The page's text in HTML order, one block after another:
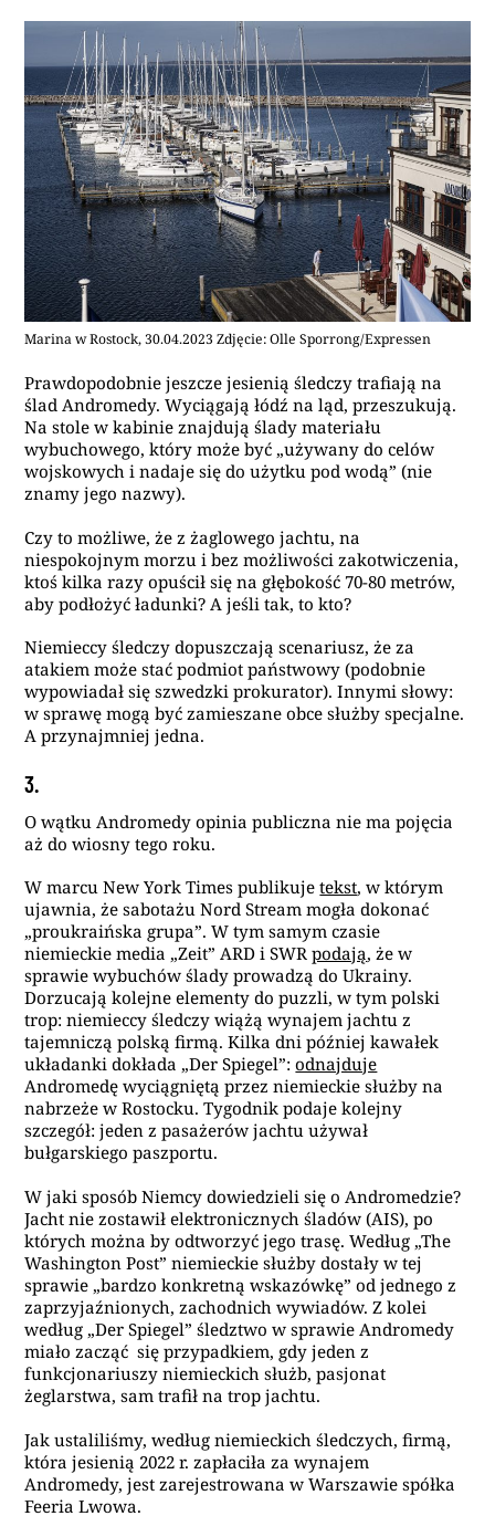
Marina w Rostock, 30.04.2023 Zdjęcie: Olle Sporrong/Expressen
Prawdopodobnie jeszcze jesienią śledczy trafiają na
ślad Andromedy. Wyciągają łódź na ląd, przeszukują.
Na stole w kabinie znajdują ślady materiału
wybuchowego, który może być „używany do celów
wojskowych i nadaje się do użytku pod wodą” (nie
znamy jego nazwy).
Czy to możliwe, że z żaglowego jachtu, na
niespokojnym morzu i bez możliwości zakotwiczenia,
ktoś kilka razy opuścił się na głębokość 70-80 metrów,
aby podłożyć ładunki? A jeśli tak, to kto?
Niemieccy śledczy dopuszczają scenariusz, że za
atakiem może stać podmiot państwowy (podobnie
wypowiadał się szwedzki prokurator). Innymi słowy:
w sprawę mogą być zamieszane obce służby specjalne.
A przynajmniej jedna.
3.
O wątku Andromedy opinia publiczna nie ma pojęcia
aż do wiosny tego roku.
W marcu New York Times publikujetekst, w którym
ujawnia, że sabotażu Nord Stream mogła dokonać
„proukraińska grupa”. W tym samym czasie
niemieckie media „Zeit” ARD i SWRpodają, że w
sprawie wybuchów ślady prowadzą do Ukrainy.
Dorzucają kolejne elementy do puzzli, w tym polski
trop: niemieccy śledczy wiążą wynajem jachtu z
tajemniczą polską firmą. Kilka dni później kawałek
układanki dokłada „Der Spiegel”:odnajduje
Andromedę wyciągniętą przez niemieckie służby na
nabrzeże w Rostocku. Tygodnik podaje kolejny
szczegół: jeden z pasażerów jachtu używał
bułgarskiego paszportu.
W jaki sposób Niemcy dowiedzieli się o Andromedzie?
Jacht nie zostawił elektronicznych śladów (AIS), po
których można by odtworzyć jego trasę. Według „The
Washington Post” niemieckie służby dostały w tej
sprawie „bardzo konkretną wskazówkę” od jednego z
zaprzyjaźnionych, zachodnich wywiadów. Z kolei
według „Der Spiegel” śledztwo w sprawie Andromedy
miało zacząć się przypadkiem, gdy jeden z
funkcjonariuszy niemieckich służb, pasjonat
żeglarstwa, sam trafił na trop jachtu.
Jak ustaliliśmy, według niemieckich śledczych, firmą,
która jesienią 2022 r. zapłaciła za wynajem
Andromedy, jest zarejestrowana w Warszawie spółka
Feeria Lwowa.